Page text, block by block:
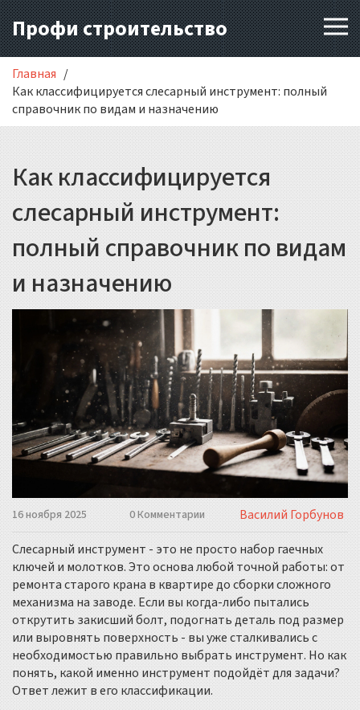
Профи строительство
Главная
Как классифицируется слесарный инструмент: полный
справочник по видам и назначению
Как классифицируется
слесарный инструмент:
полный справочник по видам
и назначению
16 ноября 2025 0 Комментарии
Василий Горбунов
Слесарный инструмент - это не просто набор гаечных
ключей и молотков. Это основа любой точной работы: от
ремонта старого крана в квартире до сборки сложного
механизма на заводе. Если вы когда-либо пытались
открутить закисший болт, подогнать деталь под размер
или выровнять поверхность - вы уже сталкивались с
необходимостью правильно выбрать инструмент. Но как
понять, какой именно инструмент подойдёт для задачи?
Ответ лежит в его классификации.